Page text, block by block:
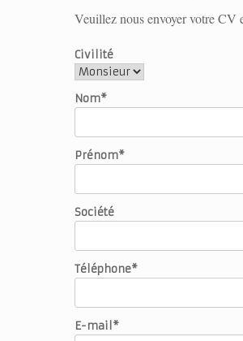
Veuillez nous envoyer votre CV
Civilité
Nom*
Prénom*
Société
Téléphone*
E-mail*